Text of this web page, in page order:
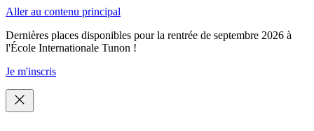
Aller au contenu principal
Dernières places disponibles pour la rentrée de septembre 2026 à
l'École Internationale Tunon !
Je m'inscris